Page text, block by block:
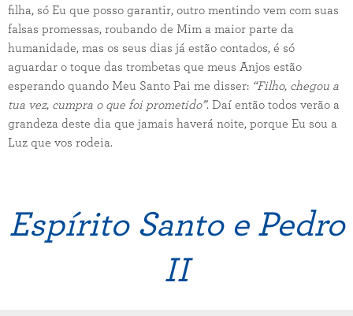
filha, só Eu que posso garantir, outro mentindo vem com suas
falsas promessas, roubando de Mim a maior parte da
humanidade, mas os seus dias já estão contados, é só
aguardar o toque das trombetas que meus Anjos estão
esperando quando Meu Santo Pai me disser: “Filho, chegou a
tua vez, cumpra o que foi prometido”. Daí então todos verão a
grandeza deste dia que jamais haverá noite, porque Eu sou a
Luz que vos rodeia.
Espírito Santo e Pedro
II